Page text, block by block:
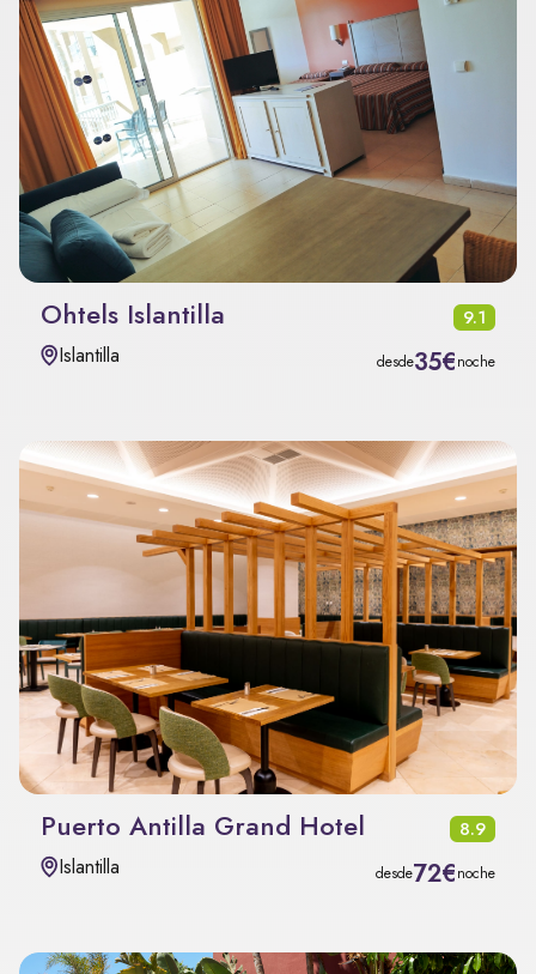
Ohtels Islantilla 9.1
Islantilla desde35€noche
Puerto Antilla Grand Hotel 8.9
Islantilla desde72€noche